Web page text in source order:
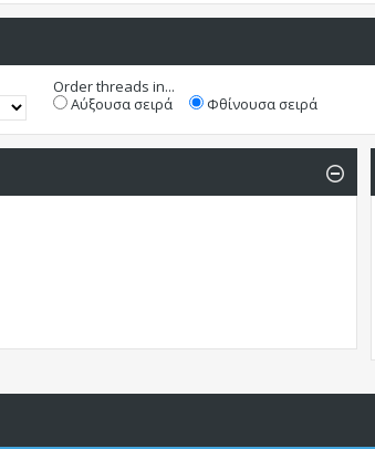
Order threads in...
Αύξουσα σειρά
Φθίνουσα σειρά